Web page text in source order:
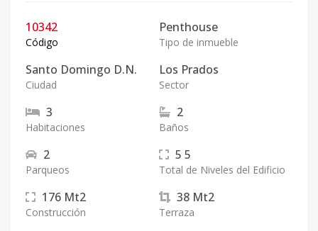
10342
Código
Penthouse
Tipo de inmueble
Santo Domingo D.N.
Ciudad
Los Prados
Sector
3
Habitaciones
2
Baños
2
Parqueos
5 5
Total de Niveles del Edificio
176 Mt2
Construcción
38 Mt2
Terraza